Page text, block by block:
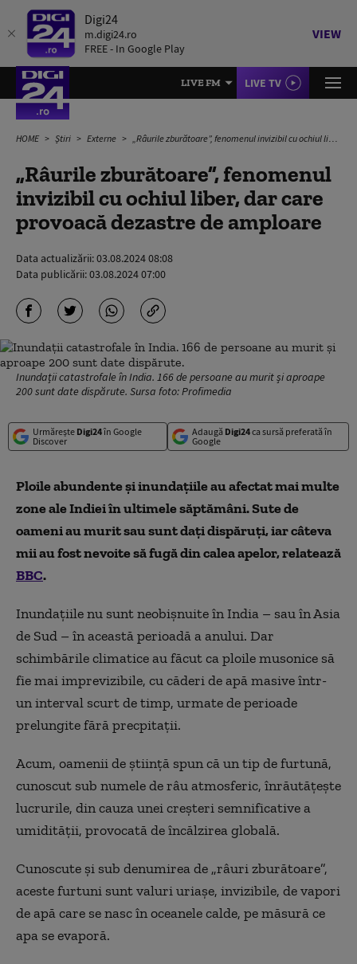
Digi24
m.digi24.ro
FREE - In Google Play
VIEW
LIVE FM LIVE TV
HOME Știri Externe „Râurile zburătoare”, fenomenul invizibil cu ochiul liber, dar care provoacă dezastre de amploare
„Râurile zburătoare”, fenomenul
invizibil cu ochiul liber, dar care
provoacă dezastre de amploare
Data actualizării:03.08.2024 08:08
Data publicării:03.08.2024 07:00
Inundații catastrofale în India. 166 de persoane au murit și aproape
200 sunt date dispărute. Sursa foto: Profimedia
Urmărește Digi24în Google
Discover
Adaugă Digi24ca sursă preferată în
Google
Ploile abundente și inundațiile au afectat mai multe
zone ale Indiei în ultimele săptămâni. Sute de
oameni au murit sau sunt dați dispăruți, iar câteva
mii au fost nevoite să fugă din calea apelor, relatează
BBC.
Inundațiile nu sunt neobișnuite în India – sau în Asia
de Sud – în această perioadă a anului. Dar
schimbările climatice au făcut ca ploile musonice să
fie mai imprevizibile, cu căderi de apă masive într-
un interval scurt de timp, urmate de perioade
prelungite fără precpitații.
Acum, oamenii de știință spun că un tip de furtună,
cunoscut sub numele de râu atmosferic, înrăutățește
lucrurile, din cauza unei creșteri semnificative a
umidității, provocată de încălzirea globală.
Cunoscute și sub denumirea de „râuri zburătoare”,
aceste furtuni sunt valuri uriașe, invizibile, de vapori
de apă care se nasc în oceanele calde, pe măsură ce
apa se evaporă.